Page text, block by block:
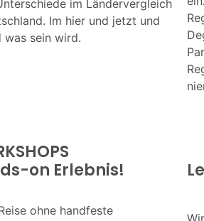
im Ländervergleich
Im hier und jetzt und
was sein wird.
on Erlebnis!
ohne handfeste